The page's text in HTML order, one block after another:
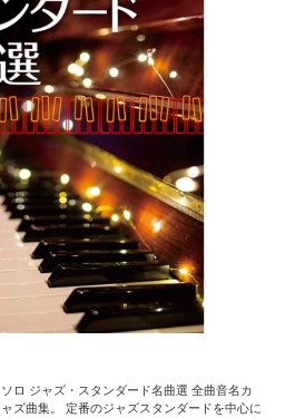
ロ ジャズ・スタンダード名曲選 全曲音名カ
ズ曲集。 定番のジャズスタンダードを中心に